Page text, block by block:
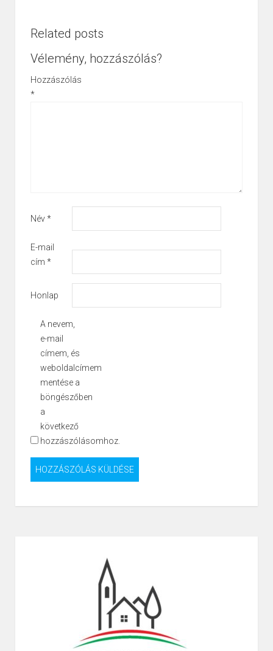
Related posts
Vélemény, hozzászólás?
Hozzászólás
*
Név*
E-mail
cím *
Honlap
A nevem,
e-mail
címem, és
weboldalcímem
mentése a
böngészőben
a
következő
hozzászólásomhoz.